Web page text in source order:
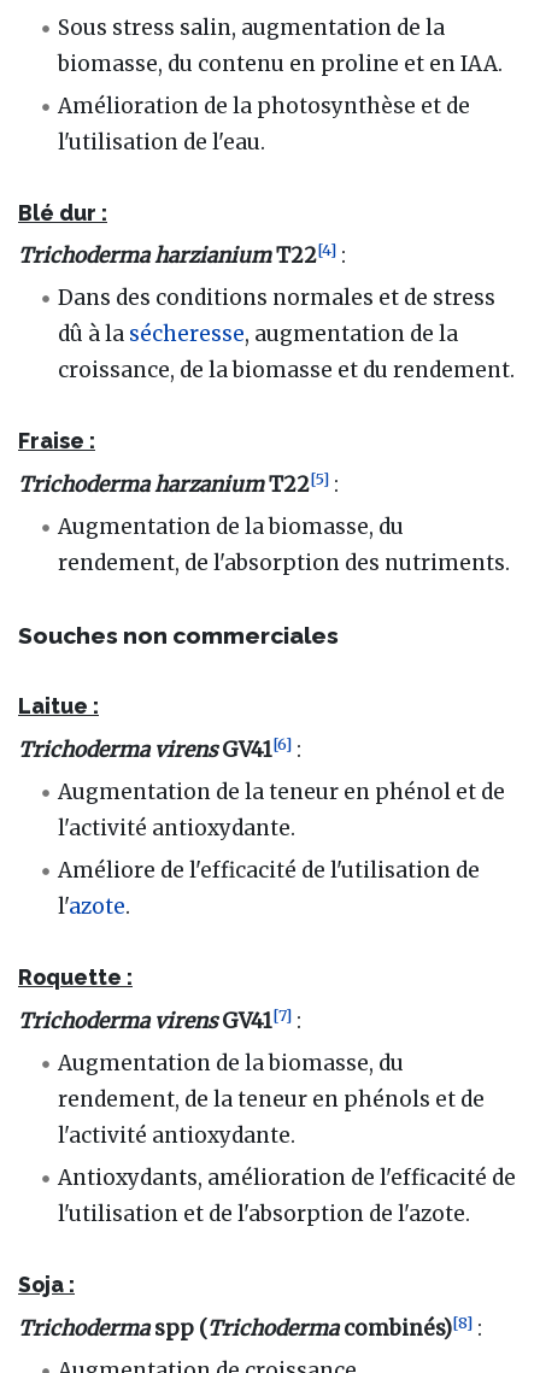
Sous stress salin, augmentation de la
biomasse, du contenu en proline et en IAA.
Amélioration de la photosynthèse et de
l'utilisation de l'eau.
Blé dur :
Trichoderma harzianiumT22[4] :
Dans des conditions normales et de stress
dû à la sécheresse, augmentation de la
croissance, de la biomasse et du rendement.
Fraise :
Trichoderma harzaniumT22[5] :
Augmentation de la biomasse, du
rendement, de l'absorption des nutriments.
Souches non commerciales
Laitue :
Trichoderma virensGV41[6] :
Augmentation de la teneur en phénol et de
l'activité antioxydante.
Améliore de l'efficacité de l'utilisation de
l'azote.
Roquette :
Trichoderma virensGV41[7] :
Augmentation de la biomasse, du
rendement, de la teneur en phénols et de
l'activité antioxydante.
Antioxydants, amélioration de l'efficacité de
l'utilisation et de l'absorption de l'azote.
Soja :
Trichodermaspp (Trichodermacombinés)[8] :